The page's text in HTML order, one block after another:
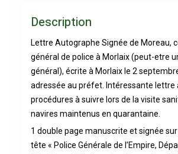
Description
Lettre Autographe Signée de Moreau,
général de police à Morlaix (peut-etre
général), écrite à Morlaix le 2
adressée au préfet. Intéressante lettre
procédures à suivre lors de la visite
navires maintenus en quarantaine.
1 double page manuscrite et signée
tête « Police Générale de l’Empire,